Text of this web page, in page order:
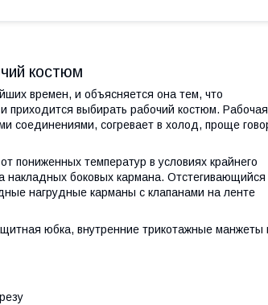
костюм
времен, и объясняется она тем, что
выбирать рабочий костюм. Рабочая
соединениями, согревает в холод, проще
пониженных температур в условиях крайнего
боковых кармана. Отстегивающийся
нагрудные карманы с клапанами на ленте
юбка, внутренние трикотажные манжеты